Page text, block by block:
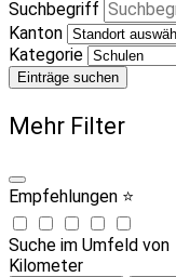
Suchbegriff
Kanton
Kategorie
Einträge suchen
Mehr Filter
Empfehlungen ⭐
Suche im Umfeld von
Kilometer